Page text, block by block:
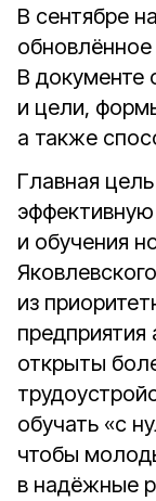
В сентябре
В документе
и цели,
а также
Главная
и обучения
из
открыты
обучать «с
чтобы
в надёжные